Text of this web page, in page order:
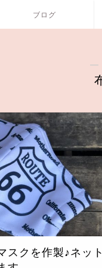
ブログ
―
スクを作製♪ネット